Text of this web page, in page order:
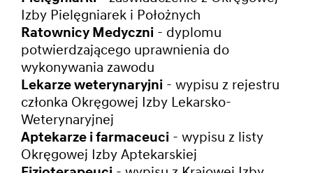
Izby Pielęgniarek i Położnych
Ratownicy Medyczni - dyplomu
potwierdzającego uprawnienia do
wykonywania zawodu
Lekarze weterynaryjni - wypisu z rejestru
członka Okręgowej Izby Lekarsko-
Weterynaryjnej
Aptekarze i farmaceuci - wypisu z listy
Okręgowej Izby Aptekarskiej